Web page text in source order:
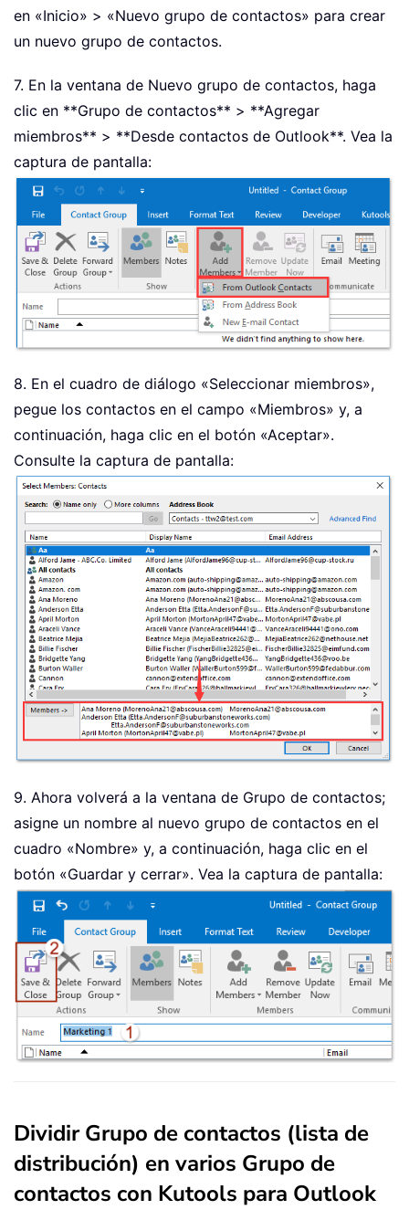
en «Inicio» > «Nuevo grupo de contactos» para crear
un nuevo grupo de contactos.
7. En la ventana de Nuevo grupo de contactos, haga
clic en **Grupo de contactos** > **Agregar
miembros** > **Desde contactos de Outlook**. Vea la
captura de pantalla:
8. En el cuadro de diálogo «Seleccionar miembros»,
pegue los contactos en el campo «Miembros» y, a
continuación, haga clic en el botón «Aceptar».
Consulte la captura de pantalla:
9. Ahora volverá a la ventana de Grupo de contactos;
asigne un nombre al nuevo grupo de contactos en el
cuadro «Nombre» y, a continuación, haga clic en el
botón «Guardar y cerrar». Vea la captura de pantalla:
Dividir Grupo de contactos (lista de
distribución) en varios Grupo de
contactos con Kutools para Outlook